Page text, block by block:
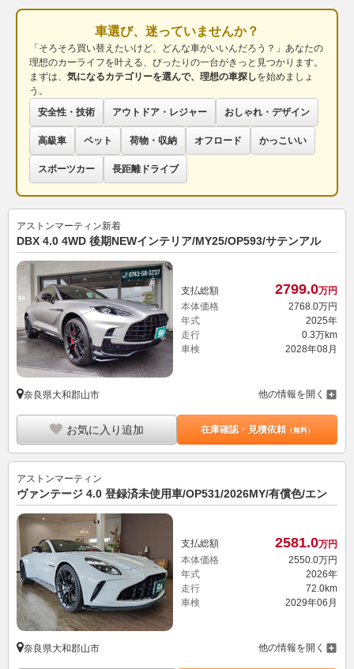
車選び、迷っていませんか？
「そろそろ買い替えたいけど、どんな車がいいんだろう？」あなたの
理想のカーライフを叶える、ぴったりの一台がきっと見つかります。
まずは、 気になるカテゴリーを選んで、理想の車探しを始めましょ
う。
安全性・技術
アウトドア・レジャー おしゃれ・デザイン
高級車 ペット 荷物・収納 オフロード かっこいい
スポーツカー 長距離ドライブ
アストンマーティン新着
DBX 4.0 4WD 後期NEWインテリア/MY25/OP593/サテンアル
支払総額 2799.0万円
本体価格
2768.0万円
年式
2025年
走行
0.3万km
車検
2028年08月
奈良県大和郡山市 他の情報を開く
お気に入り追加 在庫確認・見積依頼（無料）
アストンマーティン
ヴァンテージ 4.0 登録済未使用車/OP531/2026MY/有償色/エン
支払総額 2581.0万円
本体価格
2550. 0万円
年式
2026年
走行
72.0km
車検
2029年06月
奈良県大和郡山市 他の情報を開く